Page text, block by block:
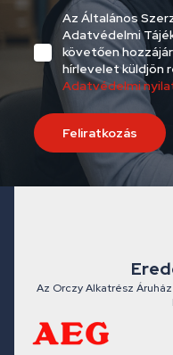
Az Általános
Adatvédelmi
követően
hírlevelet küldjön
Adatvédelmi
Feliratkozás
Az Orczy Alkatrész